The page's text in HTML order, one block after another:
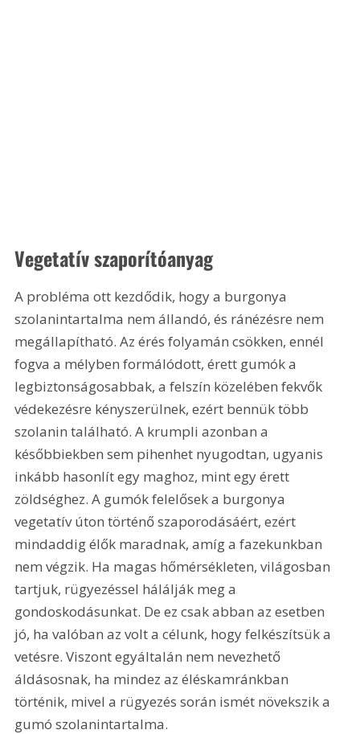
Vegetatív szaporítóanyag
A probléma ott kezdődik, hogy a burgonya
szolanintartalma nem állandó, és ránézésre nem
megállapítható. Az érés folyamán csökken, ennél
fogva a mélyben formálódott, érett gumók a
legbiztonságosabbak, a felszín közelében fekvők
védekezésre kényszerülnek, ezért bennük több
szolanin található. A krumpli azonban a
későbbiekben sem pihenhet nyugodtan, ugyanis
inkább hasonlít egy maghoz, mint egy érett
zöldséghez. A gumók felelősek a burgonya
vegetatív úton történő szaporodásáért, ezért
mindaddig élők maradnak, amíg a fazekunkban
nem végzik. Ha magas hőmérsékleten, világosban
tartjuk, rügyezéssel hálálják meg a
gondoskodásunkat. De ez csak abban az esetben
jó, ha valóban az volt a célunk, hogy felkészítsük a
vetésre. Viszont egyáltalán nem nevezhető
áldásosnak, ha mindez az éléskamránkban
történik, mivel a rügyezés során ismét növekszik a
gumó szolanintartalma.